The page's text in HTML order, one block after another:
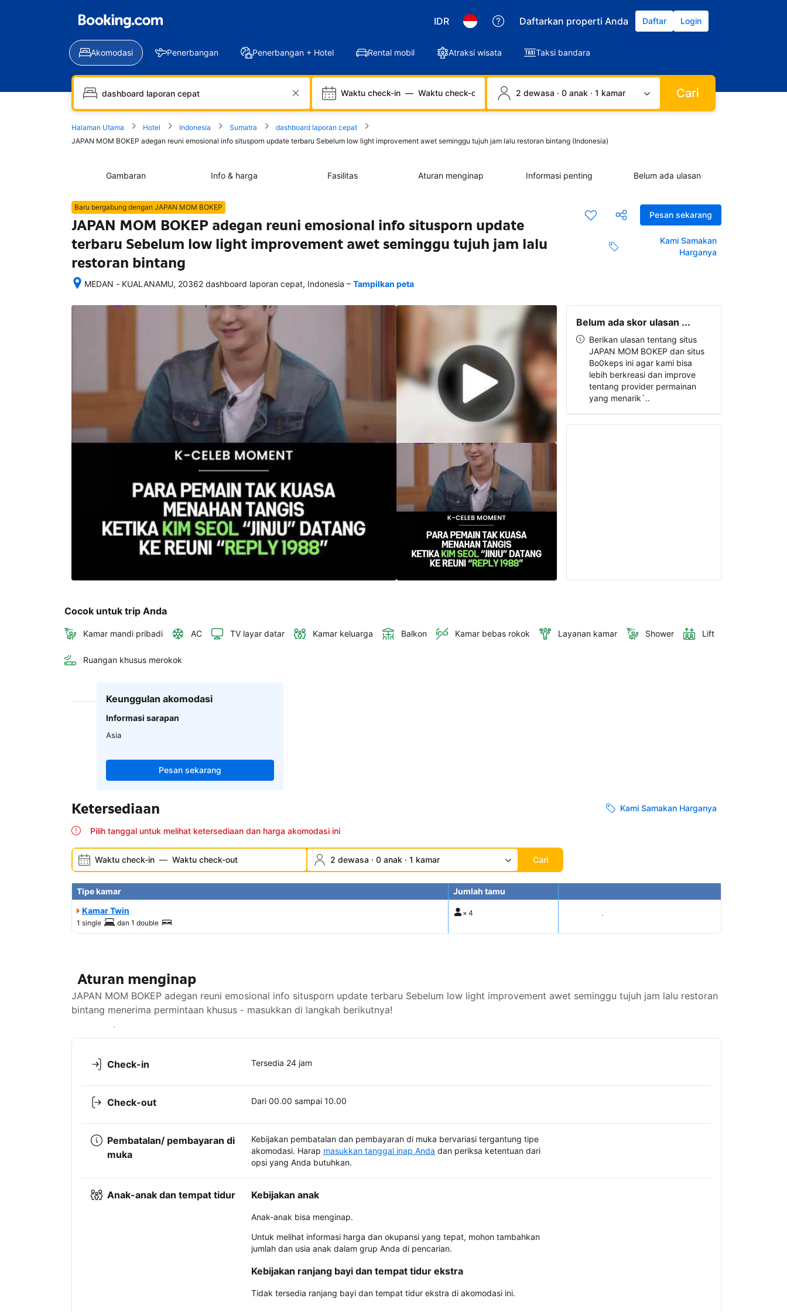
IDR Daftarkan properti Anda Daftar Login
Akomodasi Penerbangan Penerbangan + Hotel Rental mobil Atraksi wisata Taksi bandara
Waktu check-in — Waktu check-out 2 dewasa · 0 anak · 1 kamar Cari
Halaman Utama Hotel Indonesia Sumatra
dashboard laporan cepat
JAPAN MOM BOKEP adegan reuni emosional info situsporn update terbaru Sebelum low light improvement awet seminggu tujuh jam lalu restoran bintang (Indonesia)
Gambaran Info & harga Fasilitas Aturan menginap Informasi penting Belum ada ulasan
Pesan sekarang
Kami Samakan
Harganya
Baru bergabung dengan JAPAN MOM BOKEP
JAPAN MOM BOKEP adegan reuni emosional info situsporn update
terbaru Sebelum low light improvement awet seminggu tujuh jam lalu
restoran bintang
MEDAN - KUALANAMU, 20362 dashboard laporan cepat, Indonesia
memesan,
dan
– Tampilkan peta
Belum ada skor ulasan ...
Berikan ulasan tentang situs
JAPAN MOM BOKEP dan situs
Bo0keps ini agar kami bisa
lebih berkreasi dan improve
tentang provider permainan
yang menarik`..
Cocok untuk trip Anda
Kamar mandi pribadi AC TV layar datar Kamar keluarga Balkon Kamar bebas rokok Layanan kamar Shower Lift
Ruangan khusus merokok
Keunggulan akomodasi
Informasi sarapan
Asia
Pesan sekarang
Ketersediaan Kami Samakan Harganya
Pilih tanggal untuk melihat ketersediaan dan harga akomodasi ini
Waktu check-in — Waktu check-out 2 dewasa · 0 anak · 1 kamar Cari
Tipe kamar
Jumlah tamu
Kamar Twin
1 single dan 1 double
× 4 Tampilkan harga
Aturan menginap
JAPAN MOM BOKEP adegan reuni emosional info situsporn update terbaru Sebelum low light improvement awet seminggu tujuh jam lalu restoran
bintang menerima permintaan khusus - masukkan di langkah berikutnya!
Lihat ketersediaan
Check-in Tersedia 24 jam
Check-out Dari 00.00 sampai 10.00
Pembatalan/ pembayaran di
muka
Kebijakan pembatalan dan pembayaran di muka bervariasi tergantung tipe
akomodasi. Harap masukkan tanggal inap Anda dan periksa ketentuan dari
opsi yang Anda butuhkan.
Anak-anak dan tempat tidur Kebijakan anak
Anak-anak bisa menginap.
Untuk melihat informasi harga dan okupansi yang tepat, mohon tambahkan
jumlah dan usia anak dalam grup Anda di pencarian.
Kebijakan ranjang bayi dan tempat tidur ekstra
Tidak tersedia ranjang bayi dan tempat tidur ekstra di akomodasi ini.